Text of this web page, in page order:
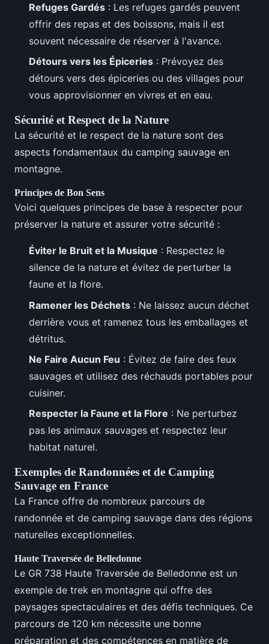
Refuges Gardés : Les refuges gardés peuvent
offrir des repas et des boissons, mais il est
souvent nécessaire de réserver à l'avance.
Détours vers les Épiceries : Prévoyez des
détours vers des épiceries ou des villages pour
vous approvisionner en vivres et en eau.
Sécurité et Respect de la Nature
La sécurité et le respect de la nature sont des
aspects fondamentaux du camping sauvage en
montagne.
Principes de Bon Sens
Voici quelques principes de base à respecter pour
préserver la nature et assurer votre sécurité :
Éviter le Bruit et la Musique : Respectez le
silence de la nature et évitez de perturber la
faune et la flore.
Ramener les Déchets : Ne laissez aucun déchet
derrière vous et ramenez tous les emballages et
détritus.
Ne Faire Aucun Feu : Évitez de faire des feux
sauvages et utilisez des réchauds portables pour
cuisiner.
Respecter la Faune et la Flore : Ne perturbez
pas les animaux sauvages et respectez leur
habitat naturel.
Exemples de Randonnées et de Camping
Sauvage en France
La France offre de nombreux parcours de
randonnée et de camping sauvage dans des régions
naturelles exceptionnelles.
Haute Traversée de Belledonne
Le GR 738 Haute Traversée de Belledonne est un
exemple de trek en montagne qui offre des
paysages spectaculaires et des défis techniques. Ce
parcours de 120 km nécessite une bonne
préparation et des compétences en matière de